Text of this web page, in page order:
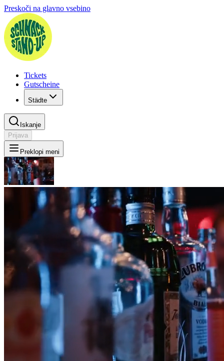
Preskoči na glavno vsebino
Tickets
Gutscheine
Städte
Iskanje
Prijava
Preklopi meni